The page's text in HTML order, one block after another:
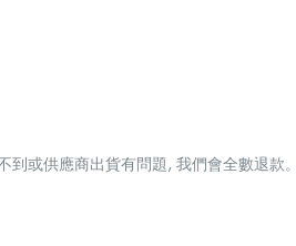
到或供應商出貨有問題, 我們會全數退款